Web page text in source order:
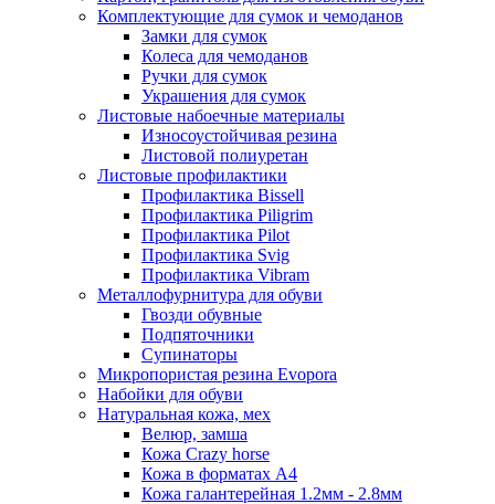
Комплектующие для сумок и чемоданов
Замки для сумок
Колеса для чемоданов
Ручки для сумок
Украшения для сумок
Листовые набоечные материалы
Износоустойчивая резина
Листовой полиуретан
Листовые профилактики
Профилактика Bissell
Профилактика Piligrim
Профилактика Pilot
Профилактика Svig
Профилактика Vibram
Металлофурнитура для обуви
Гвозди обувные
Подпяточники
Супинаторы
Микропористая резина Evopora
Набойки для обуви
Натуральная кожа, мех
Велюр, замша
Кожа Crazy horse
Кожа в форматах А4
Кожа галантерейная 1.2мм - 2.8мм